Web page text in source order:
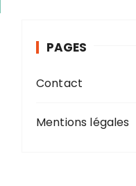
e PAGES
Contact
Mentions légales